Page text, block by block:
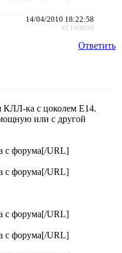
14/04/2010 18:22:58
#1109860
Ответить
КЛЛ-ка с цоколем Е14.
или с другой
[/URL]
[/URL]
[/URL]
[/URL]